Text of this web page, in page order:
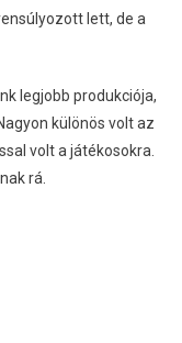
lett, de a
legjobb produkciója,
különös volt az
volt a játékosokra.
rá.